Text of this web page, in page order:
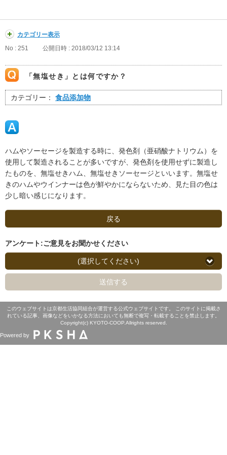
カテゴリー表示
No : 251
公開日時 : 2018/03/12 13:14
「無塩せき」とは何ですか？
カテゴリー： 食品添加物
ハムやソーセージを製造する時に、発色剤（亜硝酸ナトリウム）を
使用して製造されることが多いですが、発色剤を使用せずに製造し
たものを、無塩せきハム、無塩せきソーセージといいます。無塩せ
きのハムやウインナーは色が鮮やかにならないため、見た目の色は
少し暗い感じになります。
戻る
アンケート:ご意見をお聞かせください
(選択してください)
送信する
このウェブサイトは京都生活協同組合が運営する公式ウェブサイトです。 このサイトに掲載さ
れている記事、画像などをいかなる方法においても無断で複写・転載することを禁止します。
Copyright(c) KYOTO-COOP.Allrights reserved.
Powered by